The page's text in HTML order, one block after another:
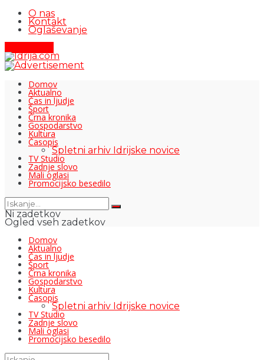
O nas
Kontakt
Oglaševanje
Domov
Aktualno
Čas in ljudje
Šport
Črna kronika
Gospodarstvo
Kultura
Časopis
Spletni arhiv Idrijske novice
TV Studio
Zadnje slovo
Mali oglasi
Promocijsko besedilo
Ni zadetkov
Ogled vseh zadetkov
Domov
Aktualno
Čas in ljudje
Šport
Črna kronika
Gospodarstvo
Kultura
Časopis
Spletni arhiv Idrijske novice
TV Studio
Zadnje slovo
Mali oglasi
Promocijsko besedilo